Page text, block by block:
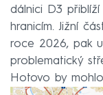
dálnici D3
hranicím. Jižní
roce 2026, pak
problematický
Hotovo by